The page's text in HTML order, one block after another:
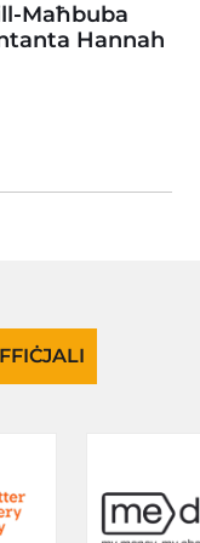
Maħbuba
Hannah